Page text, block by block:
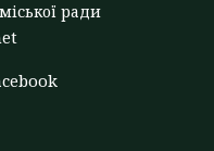
ради